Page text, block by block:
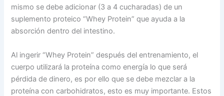
mismo se debe adicionar (3 a 4 cucharadas) de un
suplemento proteico “Whey Protein” que ayuda a la
absorción dentro del intestino.
Al ingerir “Whey Protein” después del entrenamiento, el
cuerpo utilizará la proteína como energía lo que será
pérdida de dinero, es por ello que se debe mezclar a la
proteína con carbohidratos, esto es muy importante. Estos